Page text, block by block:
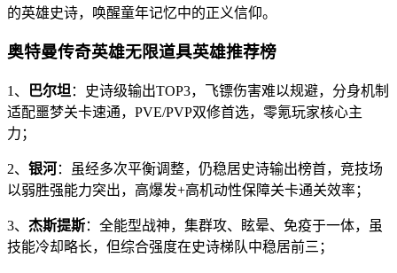
的英雄史诗，唤醒童年记忆中的正义信仰。
奥特曼传奇英雄无限道具英雄推荐榜
1、 巴尔坦 ：史诗级输出TOP3，飞镖伤害难以规避，分身机制
适配噩梦关卡速通，PVE/PVP双修首选，零氪玩家核心主
力；
2、 银河：虽经多次平衡调整，仍稳居史诗输出榜首，竞技场
以弱胜强能力突出，高爆发+高机动性保障关卡通关效率；
3、 杰斯提斯：全能型战神，集群攻、眩晕、免疫于一体，虽
技能冷却略长，但综合强度在史诗梯队中稳居前三；